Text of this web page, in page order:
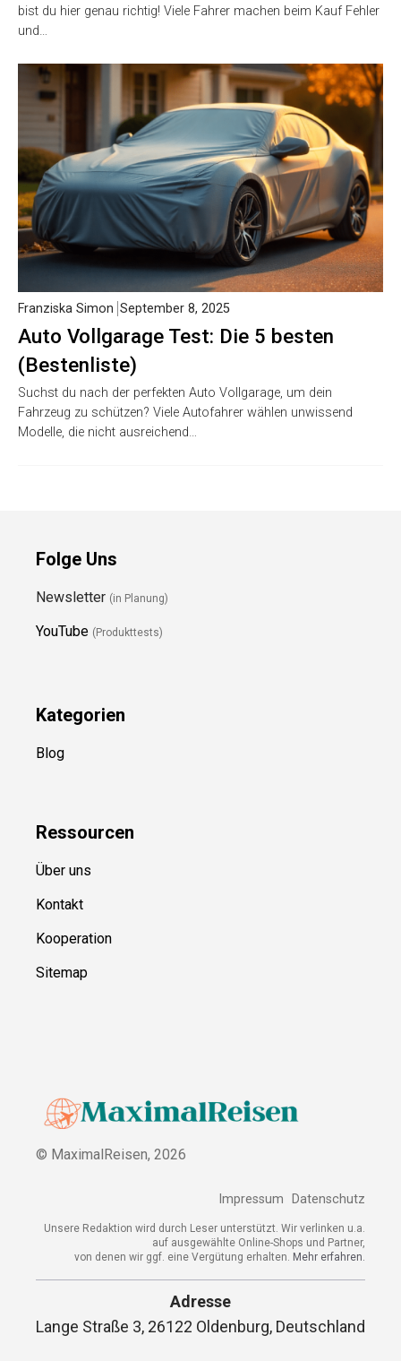
bist du hier genau richtig! Viele Fahrer machen beim Kauf Fehler
und…
Auto Vollgarage Test: Die 5 besten
(Bestenliste)
Franziska Simon September 8, 2025
Suchst du nach der perfekten Auto Vollgarage, um dein
Fahrzeug zu schützen? Viele Autofahrer wählen unwissend
Modelle, die nicht ausreichend…
Folge Uns
Newsletter (in Planung)
YouTube (Produkttests)
Kategorien
Blog
Ressourcen
Über uns
Kontakt
Kooperation
Sitemap
© MaximalReisen, 2026
Impressum Datenschutz
Unsere Redaktion wird durch Leser unterstützt. Wir verlinken u.a.
auf ausgewählte Online-Shops und Partner,
von denen wir ggf. eine Vergütung erhalten. Mehr erfahren.
Adresse
Lange Straße 3, 26122 Oldenburg, Deutschland